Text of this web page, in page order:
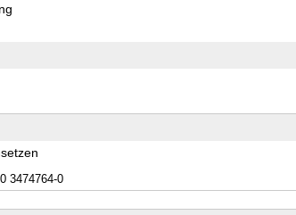
3474764-0